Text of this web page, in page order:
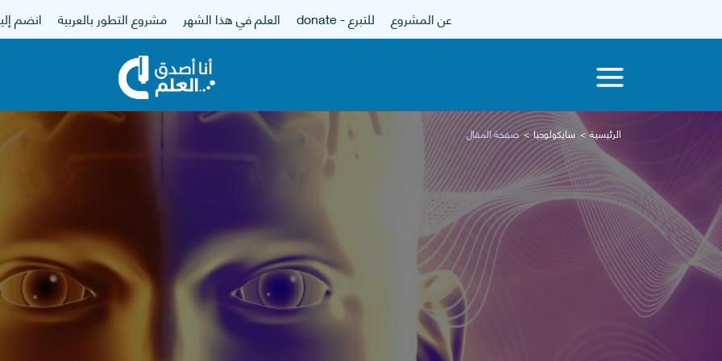
عن المشروع للتبرع - donate العلم في هذا الشهر مشروع التطور بالعربية انضم
الرئيسية سايكولوجيا صفحة المقال